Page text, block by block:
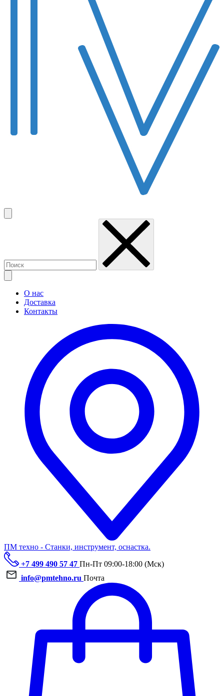
О нас
Доставка
Контакты
ПМ техно - Станки, инструмент, оснастка.
+7 499 490 57 47 Пн-Пт 09:00-18:00 (Мск)
info@pmtehno.ru Почта